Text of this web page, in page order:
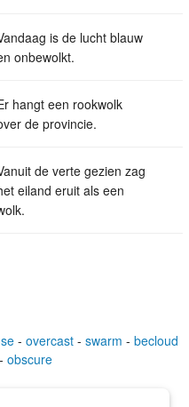
is de lucht blauw
onbewolkt.
hangt een rookwolk
de provincie.
de verte gezien zag
eiland eruit als een
- overcast - swarm - becloud
- obscure